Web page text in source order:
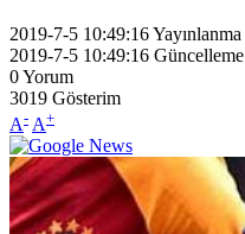
2019-7-5 10:49:16Yayınlanma
2019-7-5 10:49:16 Güncelleme
0Yorum
3019 Gösterim
A- A+